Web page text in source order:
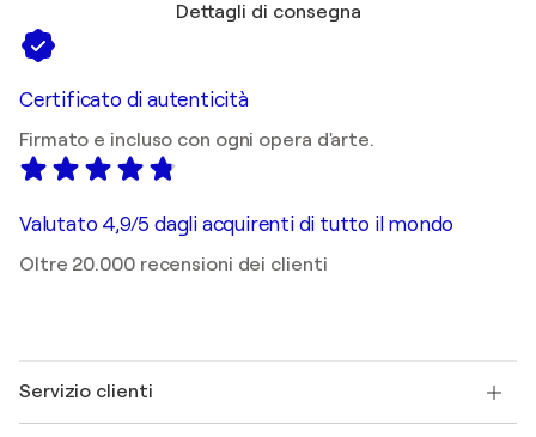
Dettagli di consegna
Certificato di autenticità
Firmato e incluso con ogni opera d'arte.
Valutato 4,9/5 dagli acquirenti di tutto il mondo
Oltre 20.000 recensioni dei clienti
Servizio clienti